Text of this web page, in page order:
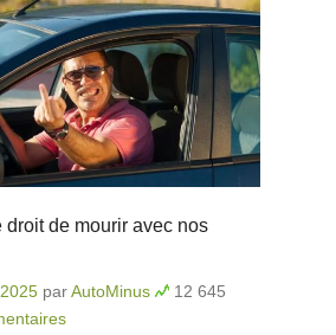
droit de mourir avec nos
parAutoMinus
12 645